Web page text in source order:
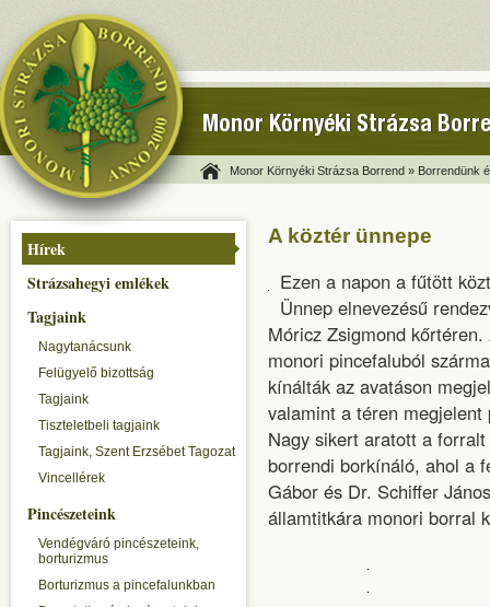
Monor Környéki Strázsa
Monor Környéki Strázsa Borrend » Borrendünk
Hírek
Strázsahegyi emlékek
Tagjaink
Nagytanácsunk
Felügyelő bizottság
Tagjaink
Tiszteletbeli tagjaink
Tagjaink, Szent Erzsébet Tagozat
Vincellérek
Pincészeteink
Vendégváró pincészeteink,
borturizmus
Borturizmus a pincefalunkban
A köztér ünnepe
Ezen a napon a fűtött
Ünnep elnevezésű
Móricz Zsigmond
monori pincefaluból
kínálták az avatáson
valamint a téren megjelent
Nagy sikert aratott a
borrendi borkínáló, ahol a
Gábor és Dr. Schiffer
államtitkára monori borral